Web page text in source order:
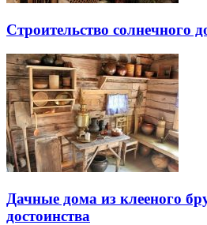
Строительство солнечного
Дачные дома из клееного
достоинства